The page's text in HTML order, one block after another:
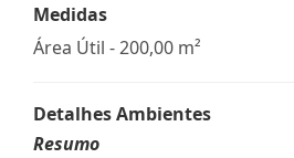
Medidas
Área Útil - 200,00 m²
Detalhes Ambientes
Resumo